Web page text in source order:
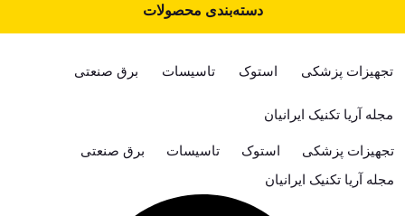
دسته‌بندی محصولات
تجهیزات پزشکی استوک تاسیسات برق صنعتی
مجله آریا تکنیک ایرانیان
تجهیزات پزشکی استوک تاسیسات
برق صنعتی
مجله آریا تکنیک ایرانیان